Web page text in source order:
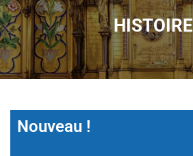
HISTOIRE
Nouveau !